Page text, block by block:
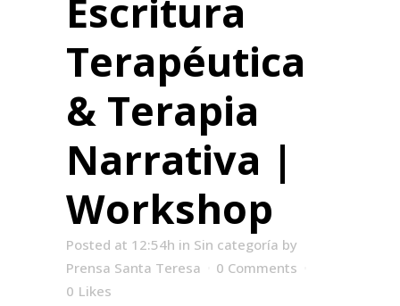
Escritura
Terapéutica
& Terapia
Narrativa |
Workshop
Posted at 12:54h in Sin categoría by
Prensa Santa Teresa
0 Comments
0 Likes